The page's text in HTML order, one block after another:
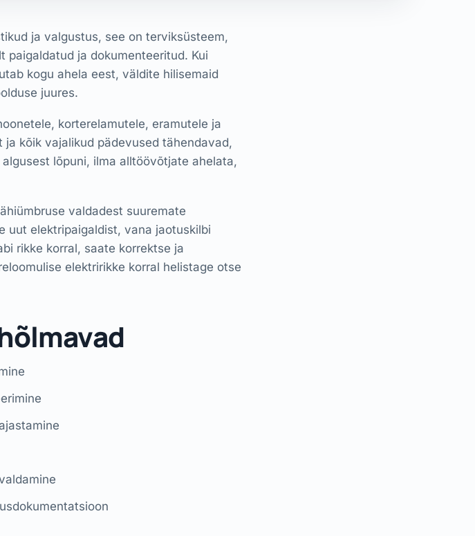
ja valgustus, see on terviksüsteem,
paigaldatud ja dokumenteeritud. Kui
kogu ahela eest, väldite hilisemaid
juures.
korterelamutele, eramutele ja
kõik vajalikud pädevused tähendavad,
lõpuni, ilma alltöövõtjate ahelata,
valdadest suuremate
uut elektripaigaldist, vana jaotuskilbi
rikke korral, saate korrektse ja
elektririkke korral helistage otse